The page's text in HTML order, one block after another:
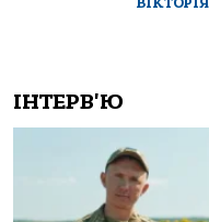
ІНТЕРВ'Ю